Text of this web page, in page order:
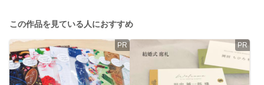
この作品を見ている人におすすめ
PR PR